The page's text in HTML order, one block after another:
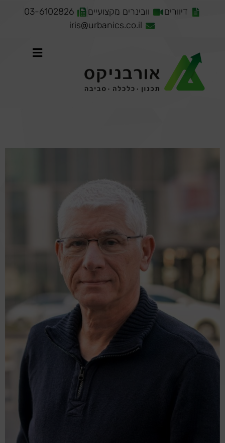
דיוורים וובינרים מקצועיים
03-6102826
iris@urbanics.co.il